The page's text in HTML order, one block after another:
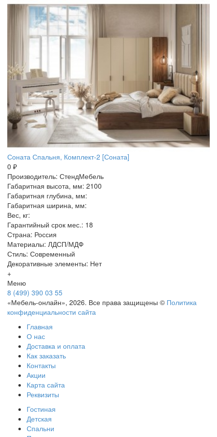
Соната Спальня, Комплект-2 [Соната]
0 ₽
Производитель: СтендМебель
Габаритная высота, мм: 2100
Габаритная глубина, мм:
Габаритная ширина, мм:
Вес, кг:
Гарантийный срок мес.: 18
Страна: Россия
Материалы: ЛДСП/МДФ
Стиль: Современный
Декоративные элементы: Нет
+
Меню
8 (499) 390 03 55
«Мебель-онлайн», 2026. Все права защищены © Политика
конфиденциальности сайта
Главная
О нас
Доставка и оплата
Как заказать
Контакты
Акции
Карта сайта
Реквизиты
Гостиная
Детская
Спальни